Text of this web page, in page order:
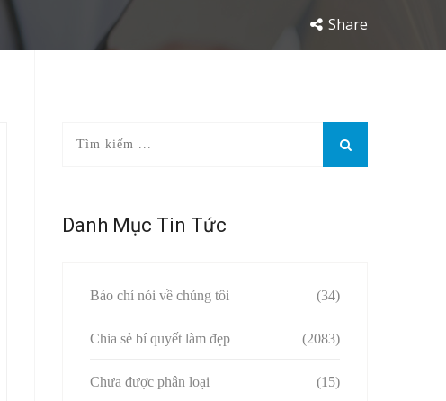
Share
Danh Mục Tin Tức
Báo chí nói về chúng tôi (34)
Chia sẻ bí quyết làm đẹp (2083)
Chưa được phân loại (15)